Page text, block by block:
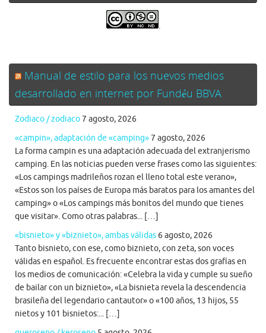
.
Manual de estilo para los nuevos medios
desarrollado en internet por Fundéu BBVA
Zodiaco / zodiaco7 agosto, 2026
«campin», adaptación de «camping»7 agosto, 2026
La forma campin es una adaptación adecuada del extranjerismo
camping. En las noticias pueden verse frases como las siguientes:
«Los campings madrileños rozan el lleno total este verano»,
«Estos son los países de Europa más baratos para los amantes del
camping» o «Los campings más bonitos del mundo que tienes
que visitar». Como otras palabras... […]
«bisnieto» y «biznieto», ambas válidas 6 agosto, 2026
Tanto bisnieto, con ese, como biznieto, con zeta, son voces
válidas en español. Es frecuente encontrar estas dos grafías en
los medios de comunicación: «Celebra la vida y cumple su sueño
de bailar con un biznieto», «La bisnieta revela la descendencia
brasileña del legendario cantautor» o «100 años, 13 hijos, 55
nietos y 101 bisnietos:... […]